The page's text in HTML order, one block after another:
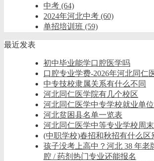
中考 (64)
2024年河北中考 (60)
单招培训班 (59)
最近发表
初中毕业能学口腔医学吗
口腔专业学费-2026年河北同仁
中专技校隶属关系有什么不同
河北同仁医学院有几个校区
河北同仁医学中专学校就业单
河北贫困县名单一览表
河北同仁医学中等专业学校周
(中职学校)春招和秋招有什么区
孩子没考上高中？河北 38 年老
腔 / 药剂热门专业还能报名